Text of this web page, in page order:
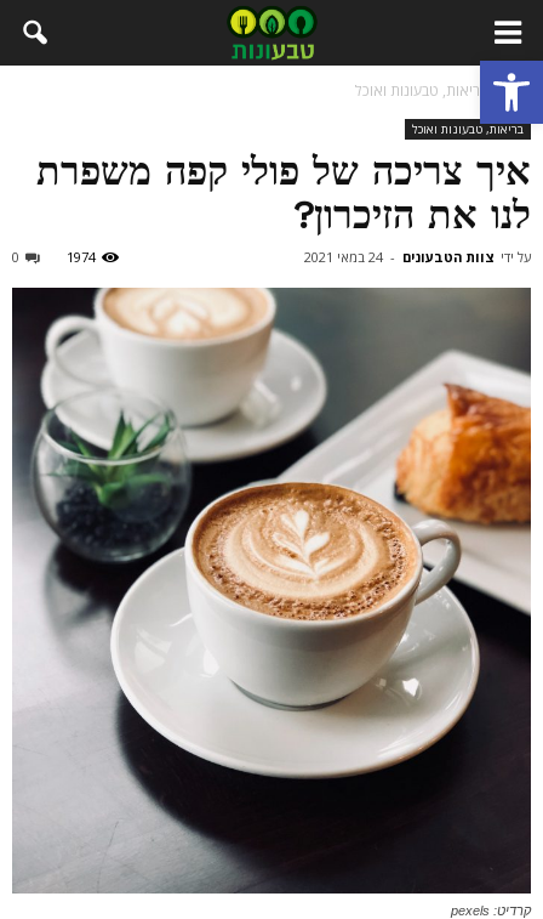
פתח סרגל נגישות
בית בריאות, טבעונות ואוכל
בריאות, טבעונות ואוכל
איך צריכה של פולי קפה משפרת
לנו את הזיכרון?
על ידי צוות הטבעונים - 24 במאי 2021 0 1974
קרדיט: pexels